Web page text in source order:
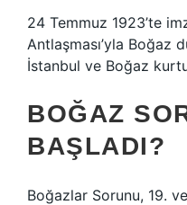
24 Temmuz 1923’te
Antlaşması’yla Boğaz
İstanbul ve Boğaz
BOĞAZ
BAŞLADI?
Boğazlar Sorunu, 19.